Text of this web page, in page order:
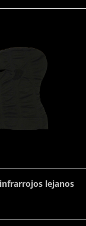
lejanos